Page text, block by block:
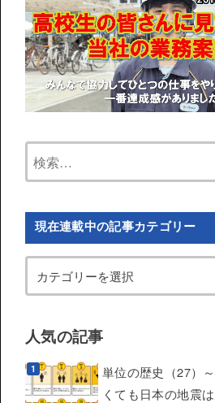
現在連載中の記事カテゴリー
人気の記事
単位の歴史（27）
くても日本の地震